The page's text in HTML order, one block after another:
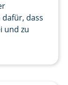
dass
und zu